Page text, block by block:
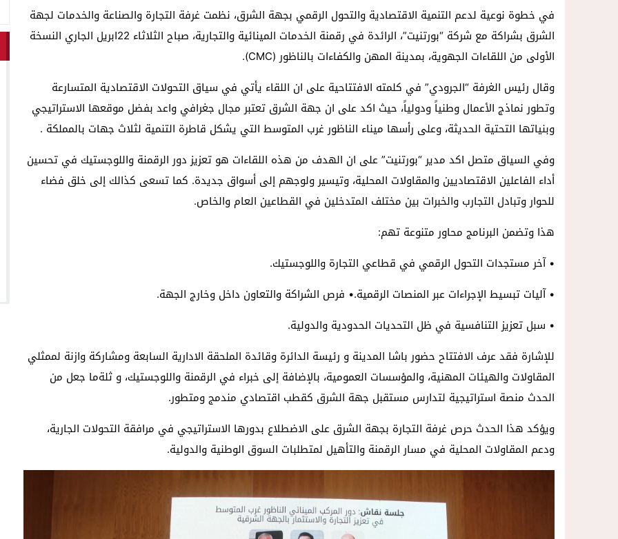
في خطوة نوعية لدعم التنمية الاقتصادية والتحول الرقمي بجهة الشرق، نظمت غرفة التجارة والصناعة والخدمات لجهة
الشرق بشراكة مع شركة “بورتنيت”، الرائدة في رقمنة الخدمات المينائية والتجارية، صباح الثلاثاء 22ابريل الجاري النسخة
الأولى من اللقاءات الجهوية، بمدينة المهن والكفاءات بالناظور (CMC).
وقال رئيس الغرفة “الجرودي” في كلمته الافتتاحية على ان اللقاء يأتي في سياق التحولات الاقتصادية المتسارعة
وتطور نماذج الأعمال وطنياً ودولياً، حيث اكد على ان جهة الشرق تعتبر مجال جغرافي واعد بفضل موقعها الاستراتيجي
وبنياتها التحتية الحديثة، وعلى رأسها ميناء الناظور غرب المتوسط التي يشكل قاطرة التنمية لثلاث جهات بالمملكة .
وفي السياق متصل اكد مدير “بورتنيت” على ان الهدف من هذه اللقاءات هو تعزيز دور الرقمنة واللوجستيك في تحسين
أداء الفاعلين الاقتصاديين والمقاولات المحلية، وتيسير ولوجهم إلى أسواق جديدة. كما تسعى كذالك إلى خلق فضاء
للحوار وتبادل التجارب والخبرات بين مختلف المتدخلين في القطاعين العام والخاص.
هذا وتضمن البرنامج محاور متنوعة تهم:
• آخر مستجدات التحول الرقمي في قطاعي التجارة واللوجستيك.
• آليات تبسيط الإجراءات عبر المنصات الرقمية.• فرص الشراكة والتعاون داخل وخارج الجهة.
• سبل تعزيز التنافسية في ظل التحديات الحدودية والدولية.
للإشارة فقد عرف الافتتاح حضور باشا المدينة و رئيسة الدائرة وقائدة الملحقة الادارية السابعة ومشاركة وازنة لممثلي
المقاولات والهيئات المهنية، والمؤسسات العمومية، بالإضافة إلى خبراء في الرقمنة واللوجستيك، و ثلةما جعل من
الحدث منصة استراتيجية لتدارس مستقبل جهة الشرق كقطب اقتصادي مندمج ومتطور.
ويؤكد هذا الحدث حرص غرفة التجارة بجهة الشرق على الاضطلاع بدورها الاستراتيجي في مرافقة التحولات الجارية،
ودعم المقاولات المحلية في مسار الرقمنة والتأهيل لمتطلبات السوق الوطنية والدولية.